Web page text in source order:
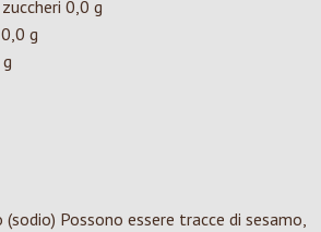
0,0 g
g
Possono essere tracce di sesamo,